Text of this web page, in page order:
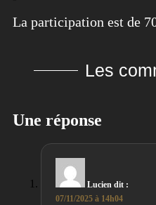
La participation est de
Les
Une réponse
Lucien dit :
07/11/2025 à 14h04